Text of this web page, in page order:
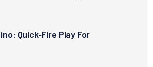
Quick‑Fire Play For